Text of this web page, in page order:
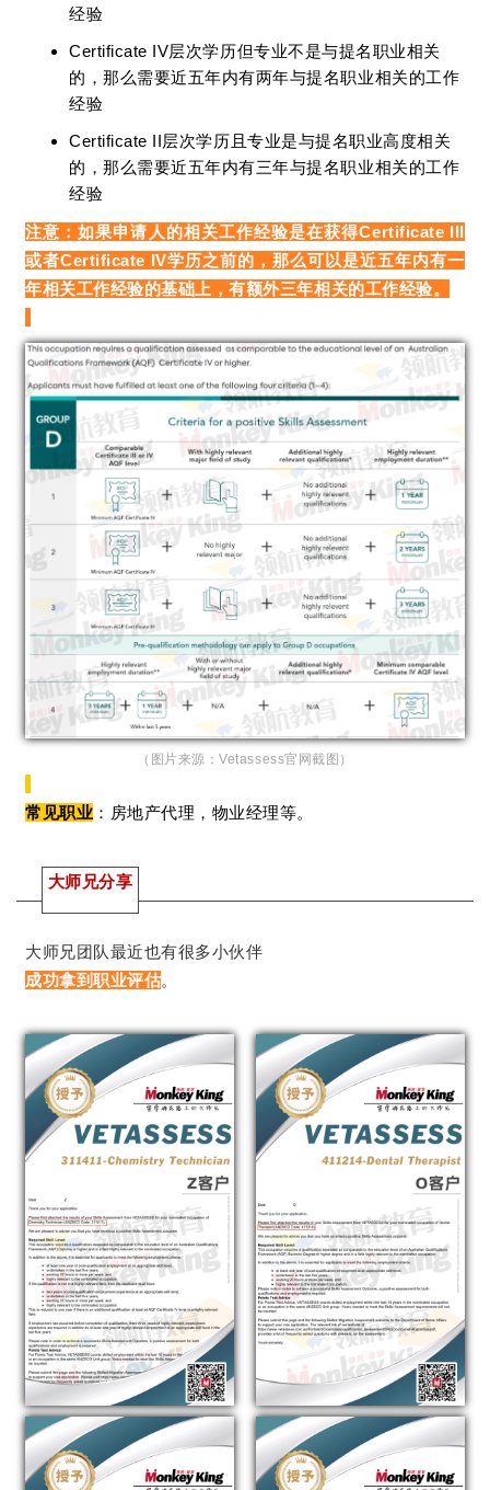
经验
Certificate IV层次学历但专业不是与提名职业相关
的，那么需要近五年内有两年与提名职业相关的工作
经验
Certificate II层次学历且专业是与提名职业高度相关
的，那么需要近五年内有三年与提名职业相关的工作
经验
注意：如果申请人的相关工作经验是在获得Certificate III
或者Certificate IV学历之前的，那么可以是近五年内有一
年相关工作经验的基础上，有额外三年相关的工作经验。
（图片来源：Vetassess官网截图）
常见职业 ：房地产代理，物业经理等。
大师兄分享
大师兄团队最近也有很多小伙伴
成功拿到职业评估。